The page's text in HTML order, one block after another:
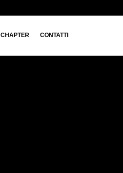
CHAPTER CONTATTI